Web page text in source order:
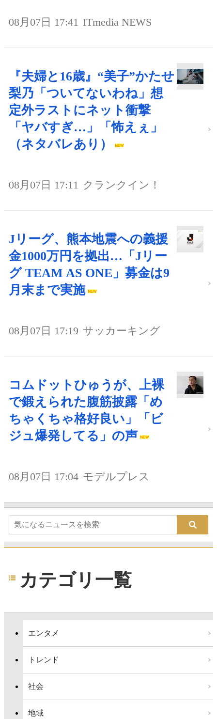
08月07日 17:41 ITmedia NEWS
『夫婦と16歳』“美子”かたせ
梨乃「ついてないわね」想
定外ラストにネット衝撃
「ヤバすぎ…」「怖えぇ」
（ネタバレあり）
08月07日 17:11 クランクイン！
Jリーグ、熊本地震への義援
金1000万円を拠出…「Jリー
グ TEAM AS ONE」募金は9
月末まで実施
08月07日 17:19 サッカーキング
コムドットひゅうが、上裸
で鍛えられた腹筋披露「め
ちゃくちゃ格好良い」「ビ
ジュ爆発してる」の声
08月07日 17:04 モデルプレス
カテゴリ一覧
エンタメ
トレンド
社会
地域